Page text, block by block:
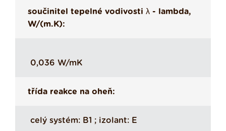
součinitel tepelné vodivosti λ - lambda,
W/(m.K):
0,036 W/mK
třída reakce na oheň:
celý systém: B1 ; izolant: E